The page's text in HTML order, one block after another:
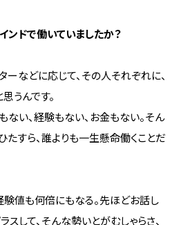
ンドで働いていましたか？
ーなどに応じて、その人それぞれに、
うんです。
ない、経験もない、お金もない。そん
たすら、誰よりも一生懸命働くことだ
験値も何倍にもなる。先ほどお話し
して、そんな勢いとがむしゃらさ、